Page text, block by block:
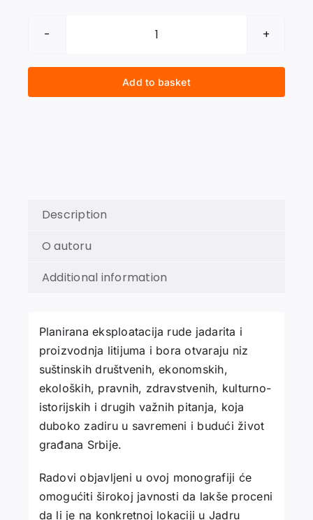
PROJEKAT
LITIJUMSKO-
BORNA
Add to basket
Description
O autoru
Additional information
Planirana eksploatacija rude jadarita i
proizvodnja litijuma i bora otvaraju niz
suštinskih društvenih, ekonomskih,
ekoloških, pravnih, zdravstvenih, kulturno-
istorijskih i drugih važnih pitanja, koja
duboko zadiru u savremeni i budući život
građana Srbije.
Radovi objavljeni u ovoj monografiji će
omogućiti širokoj javnosti da lakše proceni
da li je na konkretnoj lokaciji u Jadru